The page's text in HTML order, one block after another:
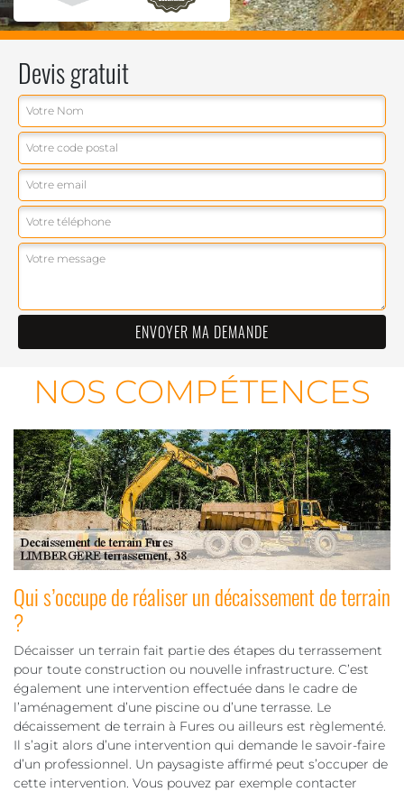
Devis gratuit
NOS COMPÉTENCES
Qui s’occupe de réaliser un décaissement de terrain
?
Décaisser un terrain fait partie des étapes du terrassement
pour toute construction ou nouvelle infrastructure. C’est
également une intervention effectuée dans le cadre de
l’aménagement d’une piscine ou d’une terrasse. Le
décaissement de terrain à Fures ou ailleurs est règlementé.
Il s’agit alors d’une intervention qui demande le savoir-faire
d’un professionnel. Un paysagiste affirmé peut s’occuper de
cette intervention. Vous pouvez par exemple contacter